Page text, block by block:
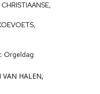
Orgeldag:
HALEN,